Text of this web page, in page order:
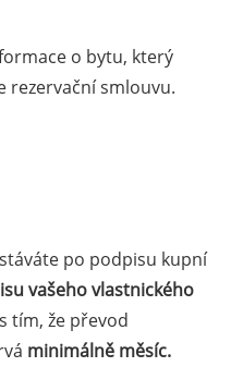
po podpisu kupní
vašeho vlastnického
tím, že převod
minimálně měsíc.